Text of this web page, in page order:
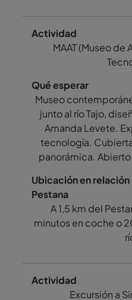
MAAT (Museo de
Museo
junto al río Tajo,
Amanda Levete.
tecnología.
panorámica.
A 1,5 km del
minutos en coche o
Excursión a